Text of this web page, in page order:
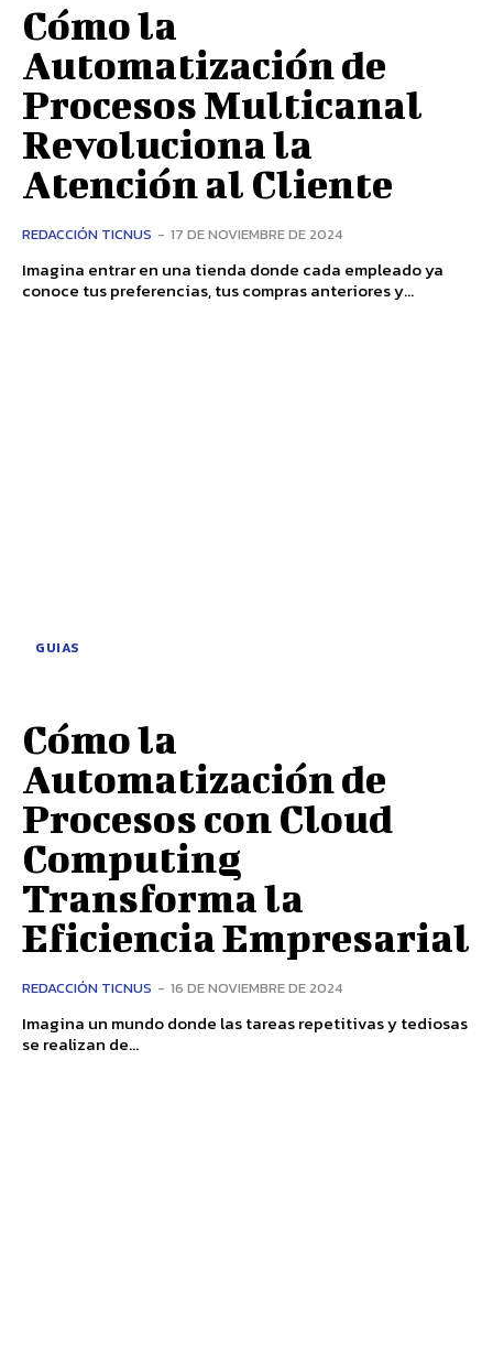
Cómo la
Automatización de
Procesos Multicanal
Revoluciona la
Atención al Cliente
REDACCIÓN TICNUS - 17 DE NOVIEMBRE DE 2024
Imagina entrar en una tienda donde cada empleado ya
conoce tus preferencias, tus compras anteriores y...
GUIAS
Cómo la
Automatización de
Procesos con Cloud
Computing
Transforma la
Eficiencia Empresarial
REDACCIÓN TICNUS - 16 DE NOVIEMBRE DE 2024
Imagina un mundo donde las tareas repetitivas y tediosas
se realizan de...